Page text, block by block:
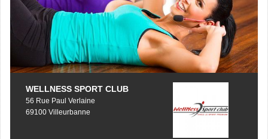
WELLNESS SPORT CLUB
56 Rue Paul Verlaine
69100 Villeurbanne